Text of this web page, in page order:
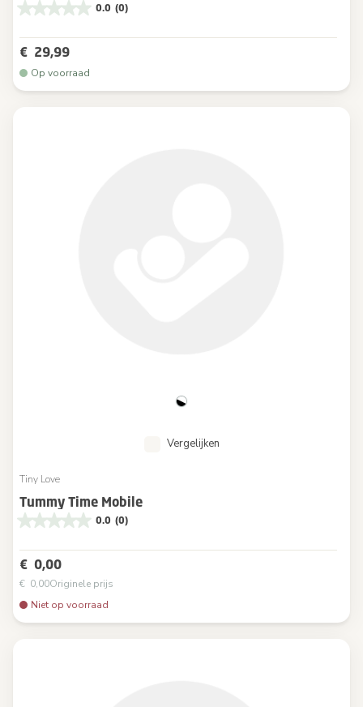
0.0 (0)
€ 29,99
Op voorraad
Vergelijken
Tiny Love
Tummy Time Mobile
0.0 (0)
€ 0,00
€ 0,00Originele prijs
Niet op voorraad